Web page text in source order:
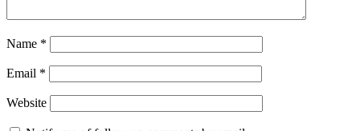
Name *
Email *
Website